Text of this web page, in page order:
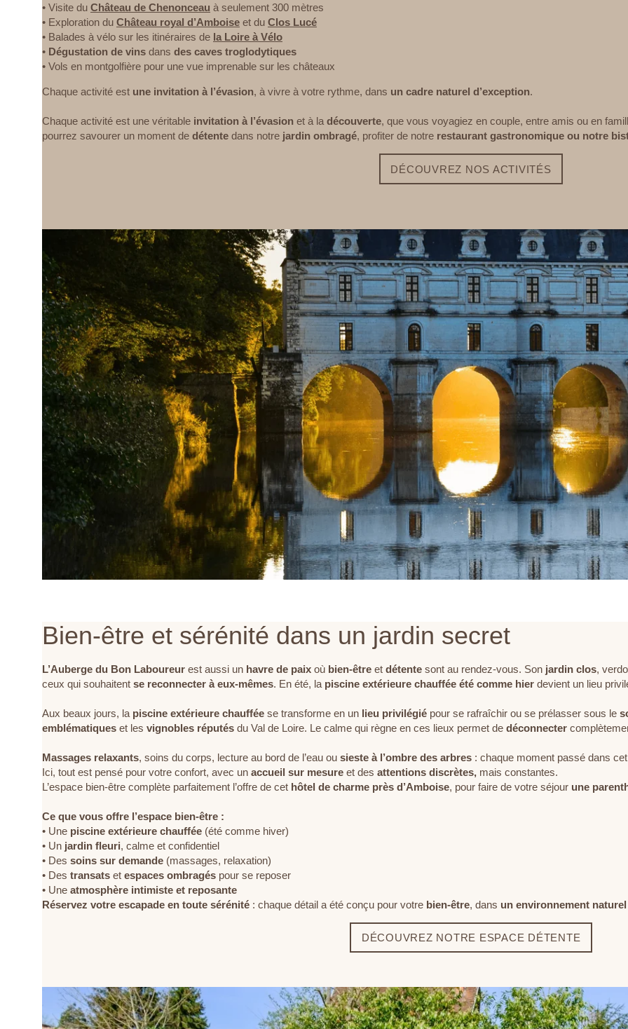
• Visite du Château de Chenonceau à seulement 300 mètres
• Exploration du Château royal d’Amboise et du Clos Lucé
• Balades à vélo sur les itinéraires de la Loire à Vélo
• Dégustation de vins dans des caves troglodytiques
• Vols en montgolfière pour une vue imprenable sur les châteaux
Chaque activité est une invitation à l’évasion, à vivre à votre rythme, dans un cadre naturel d’exception.
Chaque activité est une véritable invitation à l’évasion et à la découverte, que vous voyagiez en couple, entre amis ou en
pourrez savourer un moment de détente dans notre jardin ombragé, profiter de notre restaurant gastronomique ou notre
DÉCOUVREZ NOS ACTIVITÉS
Bien-être et sérénité dans un jardin secret
L’Auberge du Bon Laboureur est aussi un havre de paix où bien-être et détente sont au rendez-vous. Son jardin clos,
ceux qui souhaitent se reconnecter à eux-mêmes. En été, la piscine extérieure chauffée été comme hier devient un lieu
Aux beaux jours, la piscine extérieure chauffée se transforme en un lieu privilégié pour se rafraîchir ou se prélasser sous le
emblématiques et les vignobles réputés du Val de Loire. Le calme qui règne en ces lieux permet de déconnecter
Massages relaxants, soins du corps, lecture au bord de l’eau ou sieste à l’ombre des arbres : chaque moment passé dans
Ici, tout est pensé pour votre confort, avec un accueil sur mesure et des attentions discrètes, mais constantes.
L’espace bien-être complète parfaitement l’offre de cet hôtel de charme près d’Amboise, pour faire de votre séjour une
Ce que vous offre l’espace bien-être :
• Une piscine extérieure chauffée (été comme hiver)
• Un jardin fleuri, calme et confidentiel
• Des soins sur demande (massages, relaxation)
• Des transats et espaces ombragés pour se reposer
• Une atmosphère intimiste et reposante
Réservez votre escapade en toute sérénité : chaque détail a été conçu pour votre bien-être, dans un environnement
DÉCOUVREZ NOTRE ESPACE DÉTENTE